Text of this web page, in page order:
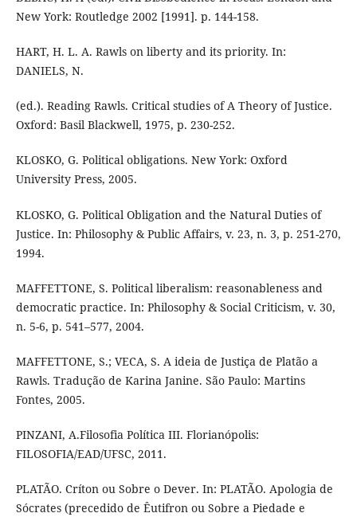
New York: Routledge 2002 [1991]. p. 144-158.
HART, H. L. A. Rawls on liberty and its priority. In:
DANIELS, N.
(ed.). Reading Rawls. Critical studies of A Theory of Justice.
Oxford: Basil Blackwell, 1975, p. 230-252.
KLOSKO, G. Political obligations. New York: Oxford
University Press, 2005.
KLOSKO, G. Political Obligation and the Natural Duties of
Justice. In: Philosophy & Public Affairs, v. 23, n. 3, p. 251-270,
1994.
MAFFETTONE, S. Political liberalism: reasonableness and
democratic practice. In: Philosophy & Social Criticism, v. 30,
n. 5-6, p. 541–577, 2004.
MAFFETTONE, S.; VECA, S. A ideia de Justiça de Platão a
Rawls. Tradução de Karina Janine. São Paulo: Martins
Fontes, 2005.
PINZANI, A.Filosofia Política III. Florianópolis:
FILOSOFIA/EAD/UFSC, 2011.
PLATÃO. Críton ou Sobre o Dever. In: PLATÃO. Apologia de
Sócrates (precedido de Êutifron ou Sobre a Piedade e